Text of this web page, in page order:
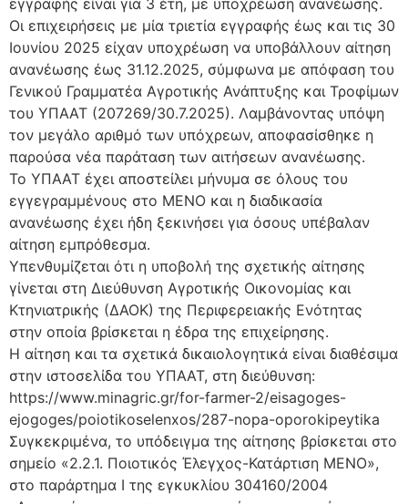
Οι επιχειρήσεις με μία τριετία εγγραφής έως και τις 30
Ιουνίου 2025 είχαν υποχρέωση να υποβάλλουν αίτηση
ανανέωσης έως 31.12.2025, σύμφωνα με απόφαση του
Γενικού Γραμματέα Αγροτικής Ανάπτυξης και Τροφίμων
του ΥΠΑΑΤ (207269/30.7.2025). Λαμβάνοντας υπόψη
τον μεγάλο αριθμό των υπόχρεων, αποφασίσθηκε η
παρούσα νέα παράταση των αιτήσεων ανανέωσης.
To YΠAAT έχει αποστείλει μήνυμα σε όλους του
εγγεγραμμένους στο ΜΕΝΟ και η διαδικασία
ανανέωσης έχει ήδη ξεκινήσει για όσους υπέβαλαν
αίτηση εμπρόθεσμα.
Υπενθυμίζεται ότι η υποβολή της σχετικής αίτησης
γίνεται στη Διεύθυνση Αγροτικής Οικονομίας και
Κτηνιατρικής (ΔΑΟΚ) της Περιφερειακής Ενότητας
στην οποία βρίσκεται η έδρα της επιχείρησης.
Η αίτηση και τα σχετικά δικαιολογητικά είναι διαθέσιμα
στην ιστοσελίδα του ΥΠΑΑΤ, στη διεύθυνση:
https://www.minagric.gr/for-farmer-2/eisagoges-
ejogoges/poiotikoselenxos/287-nopa-oporokipeytika
Συγκεκριμένα, το υπόδειγμα της αίτησης βρίσκεται στο
σημείο «2.2.1. Ποιοτικός Έλεγχος-Κατάρτιση ΜΕΝΟ»,
στο παράρτημα Ι της εγκυκλίου 304160/2004